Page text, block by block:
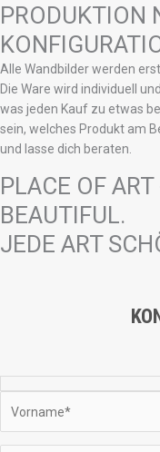
PRODUKTION
Alle Wandbilder werden
Die Ware wird individuell
was jeden Kauf zu etwas
sein, welches Produkt am
und lasse dich beraten.
PLACE OF
BEAUTIFUL.
JEDE ART